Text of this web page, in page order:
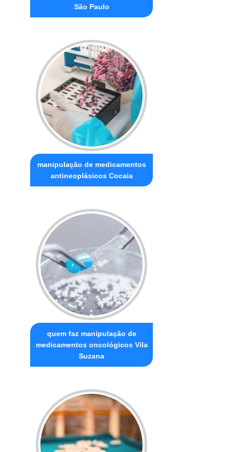
São Paulo
manipulação de medicamentos
antineoplásicos Cocaia
quem faz manipulação de
medicamentos oncológicos Vila
Suzana